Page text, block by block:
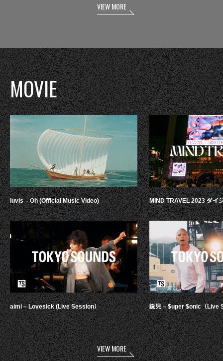
VIEW MORE
MOVIE
luvis – Oh (Official Music Video)
aimi – Lovesick (Live Session）
MIND TRAVEL 2023 ダイ
鋭児 – $uper $onic（Live
VIEW MORE